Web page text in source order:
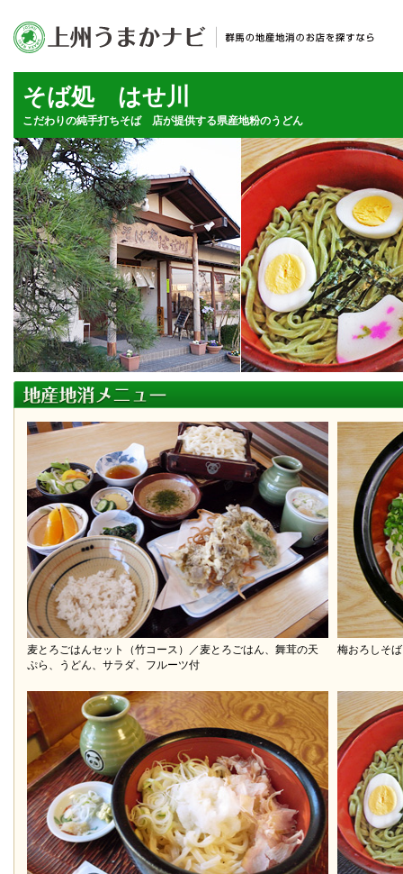
そば処 はせ川
こだわりの純手打ちそば 店が提供する県産地粉のうどん
麦とろごはんセット（竹コース）／麦とろごはん、舞茸の天
ぷら、うどん、サラダ、フルーツ付
梅おろしそば